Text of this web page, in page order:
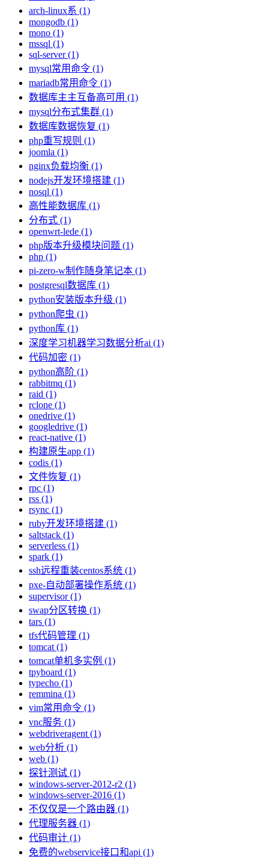
arch-linux系 (1)
mongodb (1)
mono (1)
mssql (1)
sql-server (1)
mysql常用命令 (1)
mariadb常用命令 (1)
数据库主主互备高可用 (1)
mysql分布式集群 (1)
数据库数据恢复 (1)
php重写规则 (1)
joomla (1)
nginx负载均衡 (1)
nodejs开发环境搭建 (1)
nosql (1)
高性能数据库 (1)
分布式 (1)
openwrt-lede (1)
php版本升级模块问题 (1)
php (1)
pi-zero-w制作随身笔记本 (1)
postgresql数据库 (1)
python安装版本升级 (1)
python爬虫 (1)
python库 (1)
深度学习机器学习数据分析ai (1)
代码加密 (1)
python高阶 (1)
rabbitmq (1)
raid (1)
rclone (1)
onedrive (1)
googledrive (1)
react-native (1)
构建原生app (1)
codis (1)
文件恢复 (1)
rpc (1)
rss (1)
rsync (1)
ruby开发环境搭建 (1)
saltstack (1)
serverless (1)
spark (1)
ssh远程重装centos系统 (1)
pxe-自动部署操作系统 (1)
supervisor (1)
swap分区转换 (1)
tars (1)
tfs代码管理 (1)
tomcat (1)
tomcat单机多实例 (1)
tpyboard (1)
typecho (1)
remmina (1)
vim常用命令 (1)
vnc服务 (1)
webdriveragent (1)
web分析 (1)
web (1)
探针测试 (1)
windows-server-2012-r2 (1)
windows-server-2016 (1)
不仅仅是一个路由器 (1)
代理服务器 (1)
代码审计 (1)
免费的webservice接口和api (1)